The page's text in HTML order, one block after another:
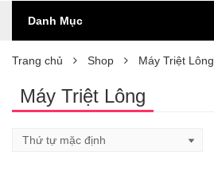
Danh Mục
Trang chủ Shop Máy Triệt Lông
Máy Triệt Lông